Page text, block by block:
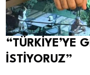
“TÜRKİYE’YE
İSTİYORUZ”